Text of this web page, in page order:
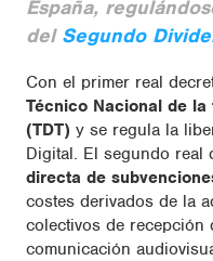
España,
del Segundo
Con el primer real
Técnico Nacional de
(TDT) y se regula la
Digital. El segundo real
directa de
costes derivados de la
colectivos de recepción
comunicación